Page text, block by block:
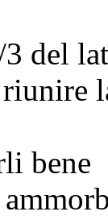
del
bene